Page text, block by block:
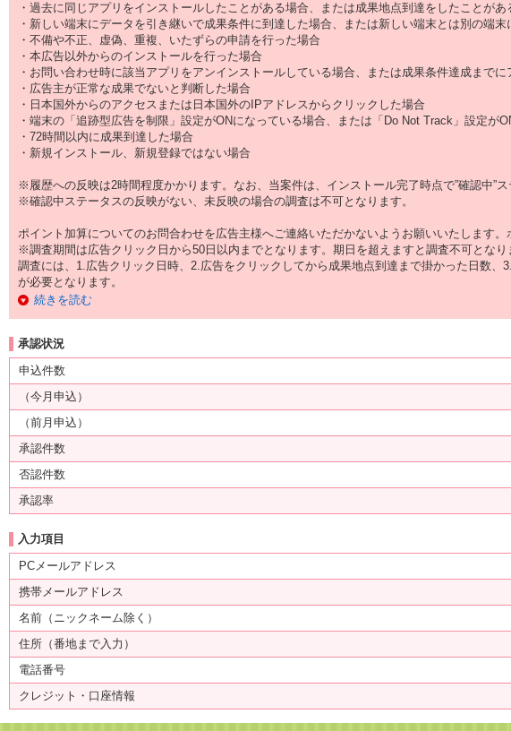
・過去に同じアプリをインストールしたことがある場合、または成果地点到達をしたことがあ
・新しい端末にデータを引き継いで成果条件に到達した場合、または新しい端末とは別の端
・不備や不正、虚偽、重複、いたずらの申請を行った場合
・本広告以外からのインストールを行った場合
・お問い合わせ時に該当アプリをアンインストールしている場合、または成果条件達成まで
・広告主が正常な成果でないと判断した場合
・日本国外からのアクセスまたは日本国外のIPアドレスからクリックした場合
・端末の「追跡型広告を制限」設定がONになっている場合、または「Do Not Track」設定が
・72時間以内に成果到達した場合
・新規インストール、新規登録ではない場合
※履歴への反映は2時間程度かかります。なお、当案件は、インストール完了時点で”確認中”
※確認中ステータスの反映がない、未反映の場合の調査は不可となります。
ポイント加算についてのお問合わせを広告主様へご連絡いただかないようお願いいたします
※調査期間は広告クリック日から50日以内までとなります。期日を超えますと調査不可となり
調査には、1.広告クリック日時、2.広告をクリックしてから成果地点到達まで掛かった日数
が必要となります。
続きを読む
承認状況
申込件数
（今月申込）
（前月申込）
承認件数
否認件数
承認率
入力項目
PCメールアドレス
携帯メールアドレス
名前（ニックネーム除く）
住所（番地まで入力）
電話番号
クレジット・口座情報